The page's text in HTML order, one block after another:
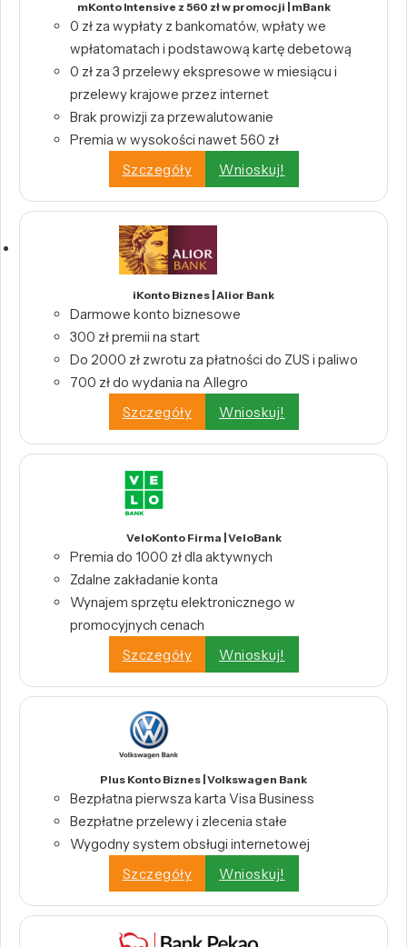
mKonto Intensive z 560 zł w promocji | mBank
0 zł za wypłaty z bankomatów, wpłaty we
wpłatomatach i podstawową kartę debetową
0 zł za 3 przelewy ekspresowe w miesiącu i
przelewy krajowe przez internet
Brak prowizji za przewalutowanie
Premia w wysokości nawet 560 zł
Szczegóły
Wnioskuj!
iKonto Biznes | Alior Bank
Darmowe konto biznesowe
300 zł premii na start
Do 2000 zł zwrotu za płatności do ZUS i paliwo
700 zł do wydania na Allegro
Szczegóły
Wnioskuj!
VeloKonto Firma | VeloBank
Premia do 1000 zł dla aktywnych
Zdalne zakładanie konta
Wynajem sprzętu elektronicznego w
promocyjnych cenach
Szczegóły
Wnioskuj!
Plus Konto Biznes | Volkswagen Bank
Bezpłatna pierwsza karta Visa Business
Bezpłatne przelewy i zlecenia stałe
Wygodny system obsługi internetowej
Szczegóły
Wnioskuj!